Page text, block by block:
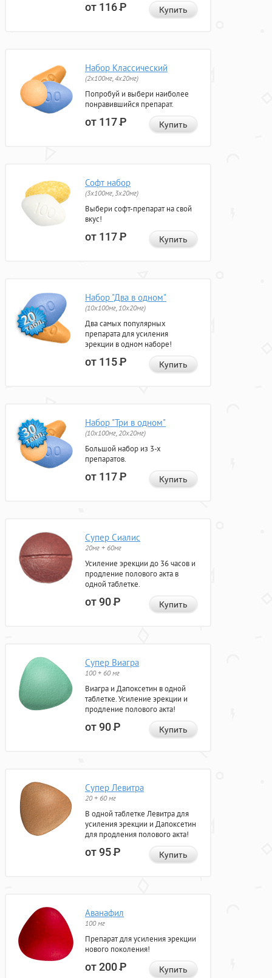
от 116Р Купить
Набор Классический
(2x100мг, 4x20мг)
Попробуй и выбери наиболее
понравившийся препарат.
от 117Р Купить
Софт набор
(3x100мг, 3x20мг)
Выбери софт-препарат на свой
вкус!
от 117Р Купить
Набор "Два в одном"
(10x100мг, 10x20мг)
Два самых популярных
препарата для усиления
эрекции в одном наборе!
от 115Р Купить
Набор "Три в одном"
(10x100мг, 20x20мг)
Большой набор из 3-х
препаратов.
от 117Р Купить
Супер Сиалис
20мг + 60мг
Усиление эрекции до 36 часов и
продление полового акта в
одной таблетке.
от 90Р Купить
Супер Виагра
100 + 60 мг
Виагра и Дапоксетин в одной
таблетке. Усиление эрекции и
продление полового акта!
от 90Р Купить
Супер Левитра
20 + 60 мг
В одной таблетке Левитра для
усиления эрекции и Дапоксетин
для продления полового акта!
от 95Р Купить
Аванафил
100 мг
Препарат для усиления эрекции
нового поколения!
от 200Р Купить